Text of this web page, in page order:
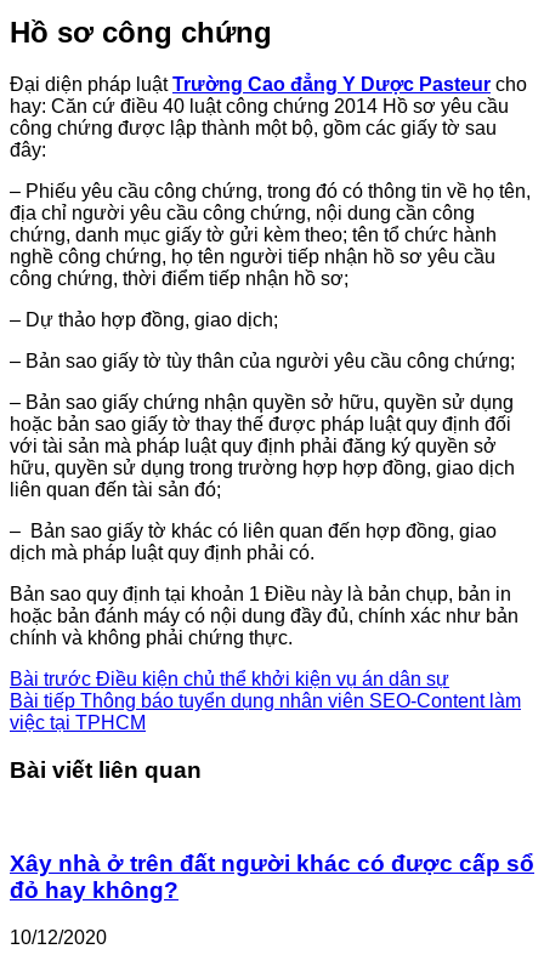
Hồ sơ công chứng
Đại diện pháp luậtTrường Cao đẳng Y Dược Pasteur cho
hay: Căn cứ điều 40 luật công chứng 2014 Hồ sơ yêu cầu
công chứng được lập thành một bộ, gồm các giấy tờ sau
đây:
– Phiếu yêu cầu công chứng, trong đó có thông tin về họ tên,
địa chỉ người yêu cầu công chứng, nội dung cần công
chứng, danh mục giấy tờ gửi kèm theo; tên tổ chức hành
nghề công chứng, họ tên người tiếp nhận hồ sơ yêu cầu
công chứng, thời điểm tiếp nhận hồ sơ;
– Dự thảo hợp đồng, giao dịch;
– Bản sao giấy tờ tùy thân của người yêu cầu công chứng;
– Bản sao giấy chứng nhận quyền sở hữu, quyền sử dụng
hoặc bản sao giấy tờ thay thế được pháp luật quy định đối
với tài sản mà pháp luật quy định phải đăng ký quyền sở
hữu, quyền sử dụng trong trường hợp hợp đồng, giao dịch
liên quan đến tài sản đó;
– Bản sao giấy tờ khác có liên quan đến hợp đồng, giao
dịch mà pháp luật quy định phải có.
Bản sao quy định tại khoản 1 Điều này là bản chụp, bản in
hoặc bản đánh máy có nội dung đầy đủ, chính xác như bản
chính và không phải chứng thực.
Bài trước Điều kiện chủ thể khởi kiện vụ án dân sự
Bài tiếp Thông báo tuyển dụng nhân viên SEO-Content làm
việc tại TPHCM
Bài viết liên quan
Xây nhà ở trên đất người khác có được cấp sổ
đỏ hay không?
10/12/2020